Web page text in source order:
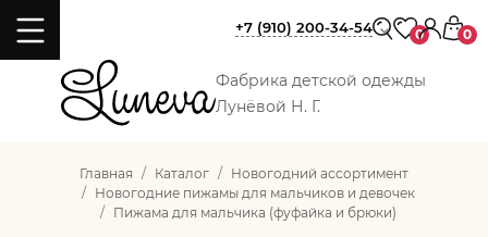
Фабрика детской одежды
Лунёвой Н. Г.
+7 (910) 200-34-54 0 0
Главная Каталог
Новогодний ассортимент
Новогодние пижамы для мальчиков и девочек
Пижама для мальчика (фуфайка и брюки)